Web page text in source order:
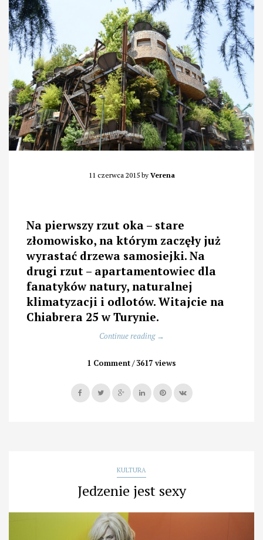
11 czerwca 2015by Verena
Na pierwszy rzut oka – stare
złomowisko, na którym zaczęły już
wyrastać drzewa samosiejki. Na
drugi rzut – apartamentowiec dla
fanatyków natury, naturalnej
klimatyzacji i odlotów. Witajcie na
Chiabrera 25 w Turynie.
Continue reading „Luksus
donicami”
→
1 Comment 3617 views
KULTURA
Jedzenie jest sexy